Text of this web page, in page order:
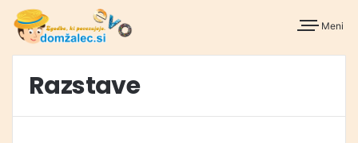
Meni
Razstave